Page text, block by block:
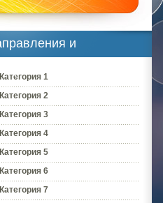
и
Категория 1
Категория 2
Категория 3
Категория 4
Категория 5
Категория 6
Категория 7